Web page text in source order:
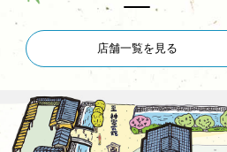
店舗一覧を見る